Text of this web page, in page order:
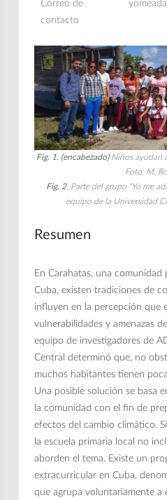
Correo de
contacto
Fig. 1. (encabezado)Niños ayudan
Foto: M.
Fig. 2. Parte del grupo “Yo me
equipo de la Universidad
Resumen
En Carahatas, una
Cuba, existen tradiciones de
influyen en la percepción que
vulnerabilidades y amenazas
equipo de investigadores de
Central determinó que, no
muchos habitantes tienen
Una posible solución se basa
la comunidad con el fin de
efectos del cambio climático.
la escuela primaria local no
aborden el tema. Existe un
extracurricular en Cuba,
que agrupa voluntariamente a